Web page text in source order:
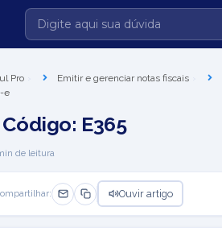
Pro Emitir e gerenciar notas fiscais
e
E365
de leitura
Ouvir artigo